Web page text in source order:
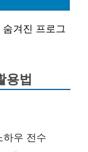
겨진 프로그
용법
하우 전수